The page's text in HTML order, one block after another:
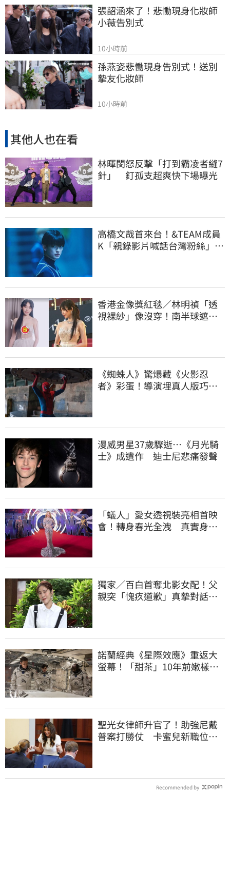
張韶涵來了！悲慟現身化妝師
小薇告別式
10小時前
孫燕姿悲慟現身告別式！送別
摯友化妝師
10小時前
其他人也在看
林暉閔怒反擊「打到霸凌者縫7
針」 釘孤支超爽快下場曝光
高橋文哉首來台！&TEAM成員
K「親錄影片喊話台灣粉絲」：
香港金像獎紅毯／林明禎「透
視裸紗」像沒穿！南半球遮不
《蜘蛛人》驚爆藏《火影忍
者》彩蛋！導演埋真人版巧思
漫威男星37歲驟逝…《月光騎
士》成遺作 迪士尼悲痛發聲
「蟻人」愛女透視裝亮相首映
會！轉身春光全洩 真實身材
獨家／百白首奪北影女配！父
親突「愧疚道歉」真摯對話惹
諾蘭經典《星際效應》重返大
螢幕！「甜茶」10年前嫩樣曝
聖光女律師升官了！助強尼戴
普案打勝仗 卡蜜兒新職位曝
Recommended by